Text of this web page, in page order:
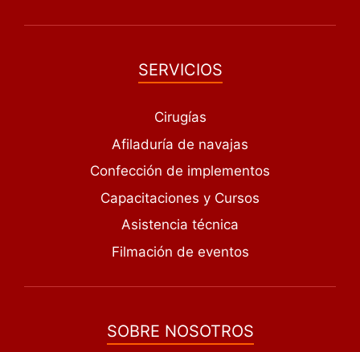
SERVICIOS
Cirugías
Afiladuría de navajas
Confección de implementos
Capacitaciones y Cursos
Asistencia técnica
Filmación de eventos
SOBRE NOSOTROS